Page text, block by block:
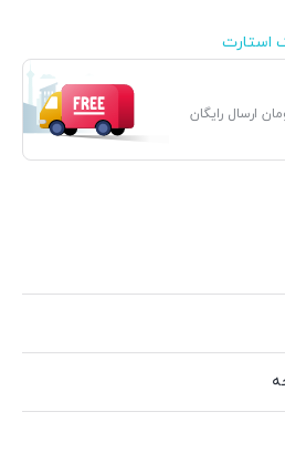
استارت
بالای 10000000تومان ارسال رایگان